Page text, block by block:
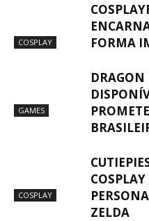
COSPLAY
FORMA
GAMES
COSPLAY
ZELDA